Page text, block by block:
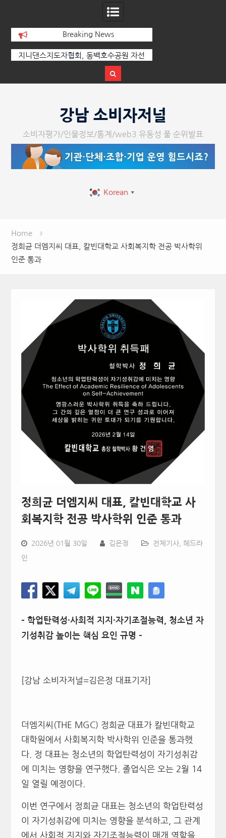
Breaking News
스지도자협회, 동백호수공원 자선
[손영미의 감성가곡] 누군가가
강남 소비자저널
소비자평가/인물정보/통계/web3 유동성 풀 순위발표
Korean ▼
Home
정희균 더엠지씨 대표, 칼빈대학교 사회복지학 전공 박사학위
인준 통과
정희균 더엠지씨 대표, 칼빈대학교 사
회복지학 전공 박사학위 인준 통과
2026년 01월 30일 김은정 전체기사, 헤드라
인
– 학업탄력성·사회적 지지·자기조절능력, 청소년 자
기성취감 높이는 핵심 요인 규명 –
[강남 소비자저널=김은정 대표기자]
더엠지씨(THE MGC) 정희균 대표가 칼빈대학교
대학원에서 사회복지학 박사학위 인준을 통과했
다. 정 대표는 청소년의 학업탄력성이 자기성취감
에 미치는 영향을 연구했다. 졸업식은 오는 2월 14
일 열릴 예정이다.
이번 연구에서 정희균 대표는 청소년의 학업탄력성
이 자기성취감에 미치는 영향을 분석하고, 그 관계
에서 사회적 지지와 자기조절능력이 매개 역할을